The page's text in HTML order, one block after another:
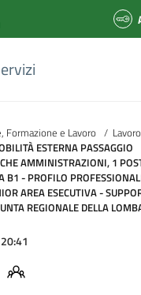
Formazione e Lavoro /
ESTERNA PASSAGGIO
AMMINISTRAZIONI, 1
B1 - PROFILO
AREA ESECUTIVA -
REGIONALE DELLA